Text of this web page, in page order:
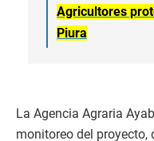
Agricultores
Piura
La Agencia Agraria
monitoreo del proyecto,